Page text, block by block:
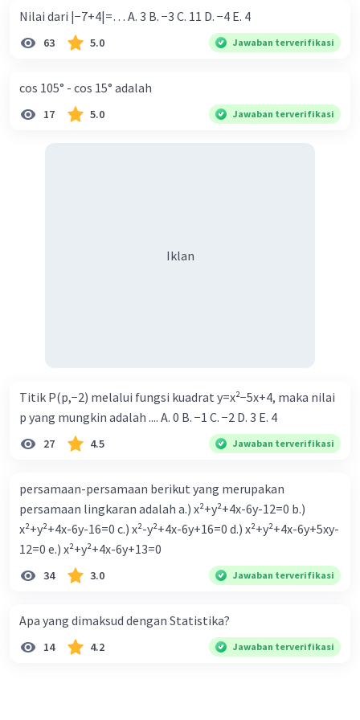
Nilai dari |−7+4|=… A. 3 B. −3 C. 11 D. −4 E. 4
63 5.0 Jawaban terverifikasi
cos 105° - cos 15° adalah
17 5.0 Jawaban terverifikasi
Iklan
Titik P(p,−2) melalui fungsi kuadrat y=x²−5x+4, maka nilai
p yang mungkin adalah .... A. 0 B. −1 C. −2 D. 3 E. 4
27 4.5 Jawaban terverifikasi
persamaan-persamaan berikut yang merupakan
persamaan lingkaran adalah a.) x²+y²+4x-6y-12=0 b.)
x²+y²+4x-6y-16=0 c.) x²-y²+4x-6y+16=0 d.) x²+y²+4x-6y+5xy-
12=0 e.) x²+y²+4x-6y+13=0
34 3.0 Jawaban terverifikasi
Apa yang dimaksud dengan Statistika?
14 4.2 Jawaban terverifikasi